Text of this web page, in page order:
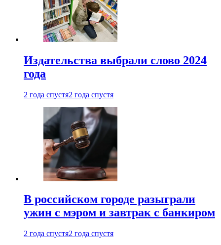
Издательства выбрали слово 2024
года
2 года спустя2 года спустя
В российском городе разыграли
ужин с мэром и завтрак с банкиром
2 года спустя2 года спустя